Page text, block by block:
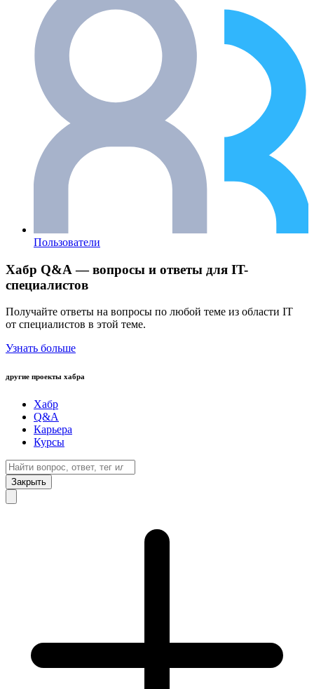
Пользователи
Хабр Q&A — вопросы и ответы для IT-
специалистов
Получайте ответы на вопросы по любой теме из области IT
от специалистов в этой теме.
Узнать больше
другие проекты хабра
Хабр
Q&A
Карьера
Курсы
Закрыть